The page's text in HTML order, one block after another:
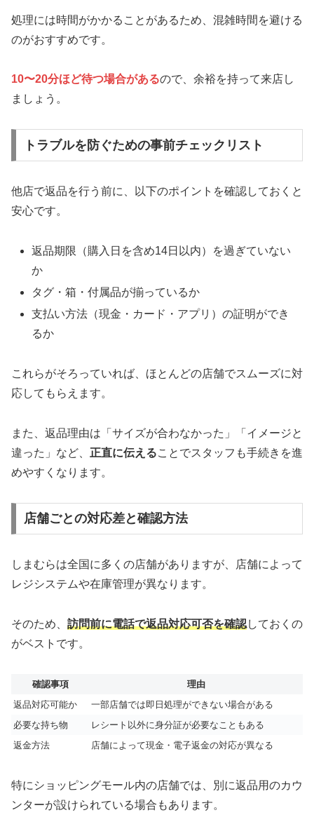
処理には時間がかかることがあるため、混雑時間を避ける
のがおすすめです。
10〜20分ほど待つ場合があるので、余裕を持って来店し
ましょう。
トラブルを防ぐための事前チェックリスト
他店で返品を行う前に、以下のポイントを確認しておくと
安心です。
返品期限（購入日を含め14日以内）を過ぎていない
か
タグ・箱・付属品が揃っているか
支払い方法（現金・カード・アプリ）の証明ができ
るか
これらがそろっていれば、ほとんどの店舗でスムーズに対
応してもらえます。
また、返品理由は「サイズが合わなかった」「イメージと
違った」など、 正直に伝えることでスタッフも手続きを進
めやすくなります。
店舗ごとの対応差と確認方法
しまむらは全国に多くの店舗がありますが、店舗によって
レジシステムや在庫管理が異なります。
そのため、 訪問前に電話で返品対応可否を確認しておくの
がベストです。
確認事項
理由
返品対応可能か
一部店舗では即日処理ができない場合がある
必要な持ち物
レシート以外に身分証が必要なこともある
返金方法
店舗によって現金・電子返金の対応が異なる
特にショッピングモール内の店舗では、別に返品用のカウ
ンターが設けられている場合もあります。